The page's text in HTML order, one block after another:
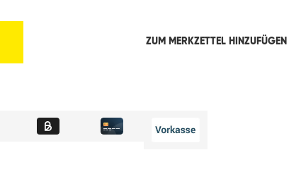
ZUM MERKZETTEL HINZUFÜGEN